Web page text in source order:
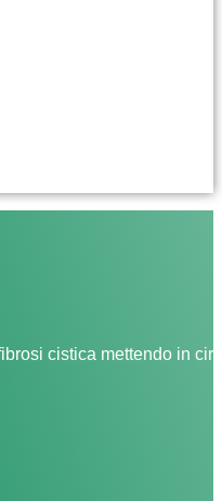
cistica mettendo in